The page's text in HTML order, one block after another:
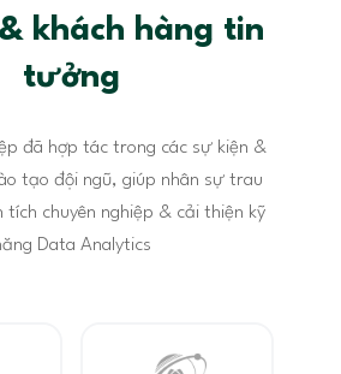
khách hàng tin
tưởng
đã hợp tác trong các sự kiện &
tạo đội ngũ, giúp nhân sự trau
chuyên nghiệp & cải thiện kỹ
Data Analytics